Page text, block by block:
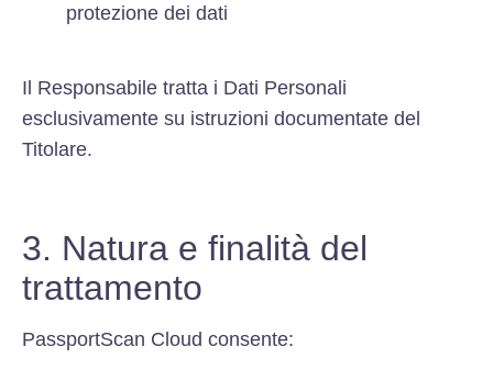
protezione dei dati
Il Responsabile tratta i Dati Personali
esclusivamente su istruzioni documentate del
Titolare.
3. Natura e finalità del
trattamento
PassportScan Cloud consente: